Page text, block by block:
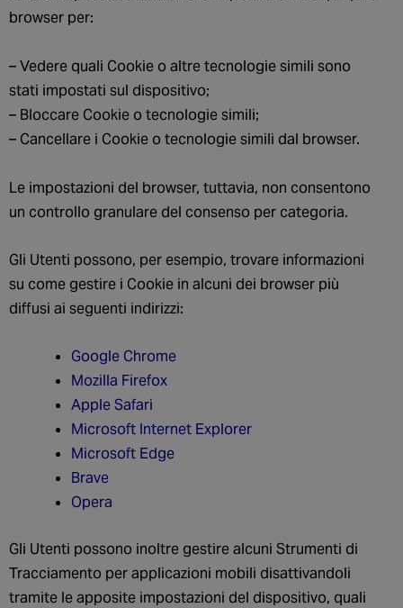
browser per:
– Vedere quali Cookie o altre tecnologie simili sono
stati impostati sul dispositivo;
– Bloccare Cookie o tecnologie simili;
– Cancellare i Cookie o tecnologie simili dal browser.
Le impostazioni del browser, tuttavia, non consentono
un controllo granulare del consenso per categoria.
Gli Utenti possono, per esempio, trovare informazioni
su come gestire i Cookie in alcuni dei browser più
diffusi ai seguenti indirizzi:
Google Chrome
Mozilla Firefox
Apple Safari
Microsoft Internet Explorer
Microsoft Edge
Brave
Opera
Gli Utenti possono inoltre gestire alcuni Strumenti di
Tracciamento per applicazioni mobili disattivandoli
tramite le apposite impostazioni del dispositivo, quali